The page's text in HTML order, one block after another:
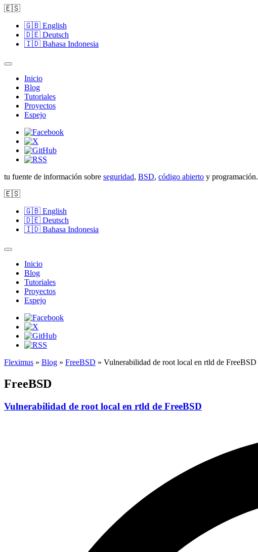
🇪🇸
🇬🇧 English
🇩🇪 Deutsch
🇮🇩 Bahasa Indonesia
Inicio
Blog
Tutoriales
Proyectos
Espejo
tu fuente de información sobre seguridad, BSD, código abierto y programación.
🇪🇸
🇬🇧 English
🇩🇪 Deutsch
🇮🇩 Bahasa Indonesia
Inicio
Blog
Tutoriales
Proyectos
Espejo
Fleximus » Blog » FreeBSD » Vulnerabilidad de root local en rtld de FreeBSD
FreeBSD
Vulnerabilidad de root local en rtld de FreeBSD